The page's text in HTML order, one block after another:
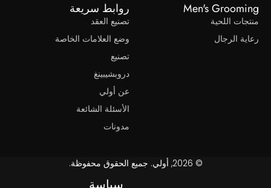
Men's
اللحية
الرجال
روابط سريعة
تصنيع العقد
وضع العلامات الخاصة
دروبشيبينغ
عن أولي
الأسئلة الشائعة
مدونات